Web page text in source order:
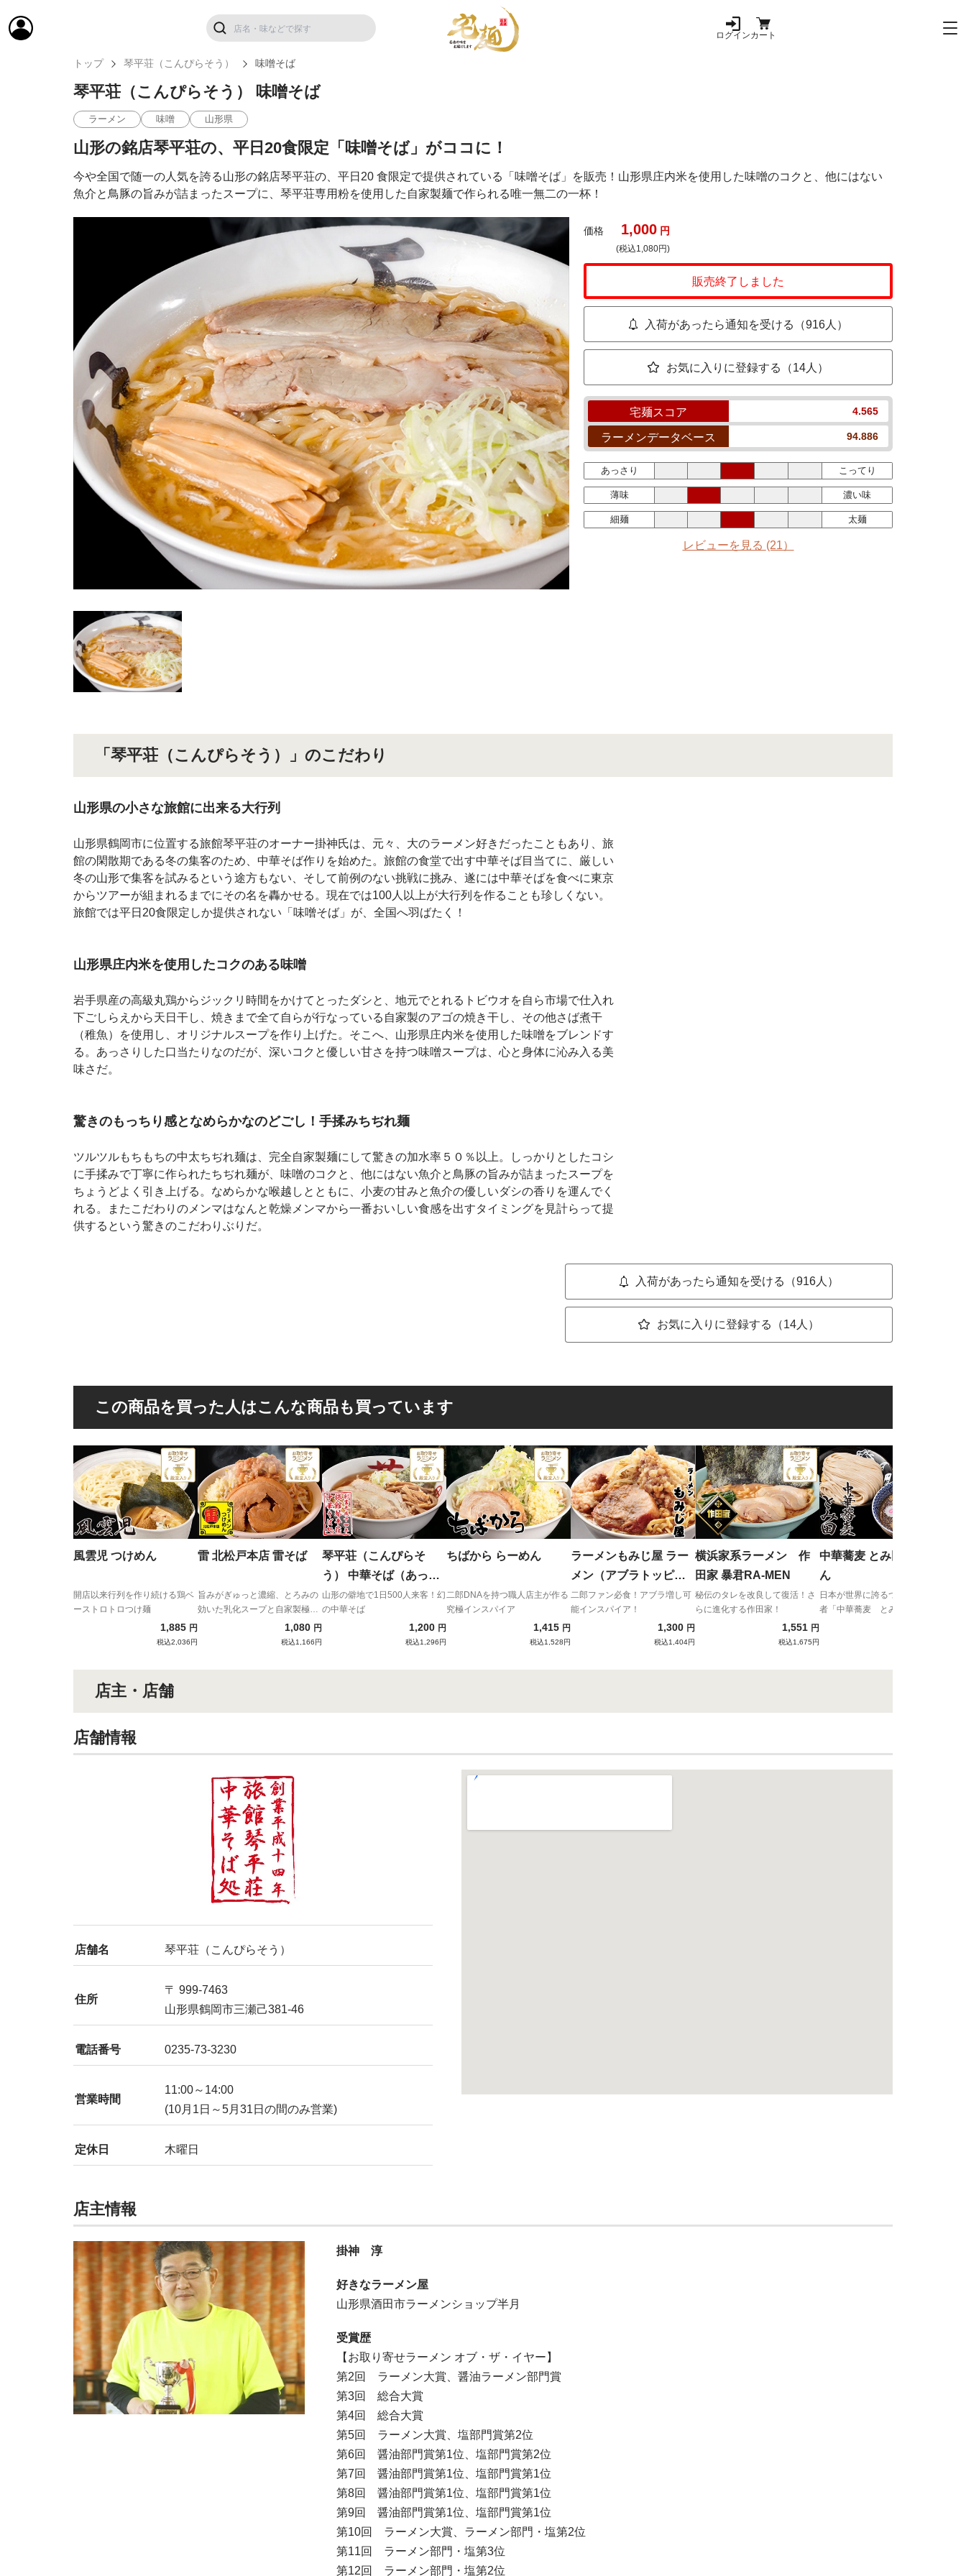
ログインカート
トップ 琴平荘（こんぴらそう） 味噌そば
琴平荘（こんぴらそう） 味噌そば
ラーメン 味噌 山形県
山形の銘店琴平荘の、平日20食限定「味噌そば」がココに！
今や全国で随一の人気を誇る山形の銘店琴平荘の、平日20 食限定で提供されている「味噌そば」を販売！山形県庄内米を使用した味噌のコクと、他にはない
魚介と鳥豚の旨みが詰まったスープに、琴平荘専用粉を使用した自家製麺で作られる唯一無二の一杯！
価格 1,000 円
(税込1,080円)
販売終了しました
入荷があったら通知を受ける（916人）
お気に入りに登録する（14人）
宅麺スコア 4.565
ラーメンデータベース 94.886
あっさり こってり
薄味 濃い味
細麺 太麺
レビューを見る (21）
「琴平荘（こんぴらそう）」のこだわり
山形県の小さな旅館に出来る大行列
山形県鶴岡市に位置する旅館琴平荘のオーナー掛神氏は、元々、大のラーメン好きだったこともあり、旅
館の閑散期である冬の集客のため、中華そば作りを始めた。旅館の食堂で出す中華そば目当てに、厳しい
冬の山形で集客を試みるという途方もない、そして前例のない挑戦に挑み、遂には中華そばを食べに東京
からツアーが組まれるまでにその名を轟かせる。現在では100人以上が大行列を作ることも珍しくない。
旅館では平日20食限定しか提供されない「味噌そば」が、全国へ羽ばたく！
山形県庄内米を使用したコクのある味噌
岩手県産の高級丸鶏からジックリ時間をかけてとったダシと、地元でとれるトビウオを自ら市場で仕入れ
下ごしらえから天日干し、焼きまで全て自らが行なっている自家製のアゴの焼き干し、その他さば煮干
（稚魚）を使用し、オリジナルスープを作り上げた。そこへ、山形県庄内米を使用した味噌をブレンドす
る。あっさりした口当たりなのだが、深いコクと優しい甘さを持つ味噌スープは、心と身体に沁み入る美
味さだ。
驚きのもっちり感となめらかなのどごし！手揉みちぢれ麺
ツルツルもちもちの中太ちぢれ麺は、完全自家製麺にして驚きの加水率５０％以上。しっかりとしたコシ
に手揉みで丁寧に作られたちぢれ麺が、味噌のコクと、他にはない魚介と鳥豚の旨みが詰まったスープを
ちょうどよく引き上げる。なめらかな喉越しとともに、小麦の甘みと魚介の優しいダシの香りを運んでく
れる。またこだわりのメンマはなんと乾燥メンマから一番おいしい食感を出すタイミングを見計らって提
供するという驚きのこだわりぶりだ。
入荷があったら通知を受ける（916人）
お気に入りに登録する（14人）
この商品を買った人はこんな商品も買っています
風雲児 つけめん
開店以来行列を作り続ける鶏ベ
ーストロトロつけ麺
1,885 円
税込2,036円
雷 北松戸本店 雷そば
旨みがぎゅっと濃縮、とろみの
効いた乳化スープと自家製極太
麺の強烈濃厚コンビネーショ
1,080 円
税込1,166円
琴平荘（こんぴらそ
う） 中華そば（あっさ
り）
山形の僻地で1日500人来客！幻
の中華そば
1,200 円
税込1,296円
ちばから らーめん
二郎DNAを持つ職人店主が作る
究極インスパイア
1,415 円
税込1,528円
ラーメンもみじ屋 ラー
メン（アブラトッピン
グ付）
二郎ファン必食！アブラ増し可
能インスパイア！
1,300 円
税込1,404円
横浜家系ラーメン 作
田家 暴君RA-MEN
秘伝のタレを改良して復活！さ
らに進化する作田家！
1,551 円
税込1,675円
中華蕎麦 とみ田 つけめ
ん
日本が世界に誇るつけめんの王
者「中華蕎麦 とみ田」
店主・店舗
店舗情報
店舗名 琴平荘（こんぴらそう）
住所
〒 999-7463
山形県鶴岡市三瀬己381-46
電話番号 0235-73-3230
営業時間
11:00～14:00
(10月1日～5月31日の間のみ営業)
定休日 木曜日
店主情報
掛神 淳
好きなラーメン屋
山形県酒田市ラーメンショップ半月
受賞歴
【お取り寄せラーメン オブ・ザ・イヤー】
第2回 ラーメン大賞、醤油ラーメン部門賞
第3回 総合大賞
第4回 総合大賞
第5回 ラーメン大賞、塩部門賞第2位
第6回 醤油部門賞第1位、塩部門賞第2位
第7回 醤油部門賞第1位、塩部門賞第1位
第8回 醤油部門賞第1位、塩部門賞第1位
第9回 醤油部門賞第1位、塩部門賞第1位
第10回 ラーメン大賞、ラーメン部門・塩第2位
第11回 ラーメン部門・塩第3位
第12回 ラーメン部門・塩第2位